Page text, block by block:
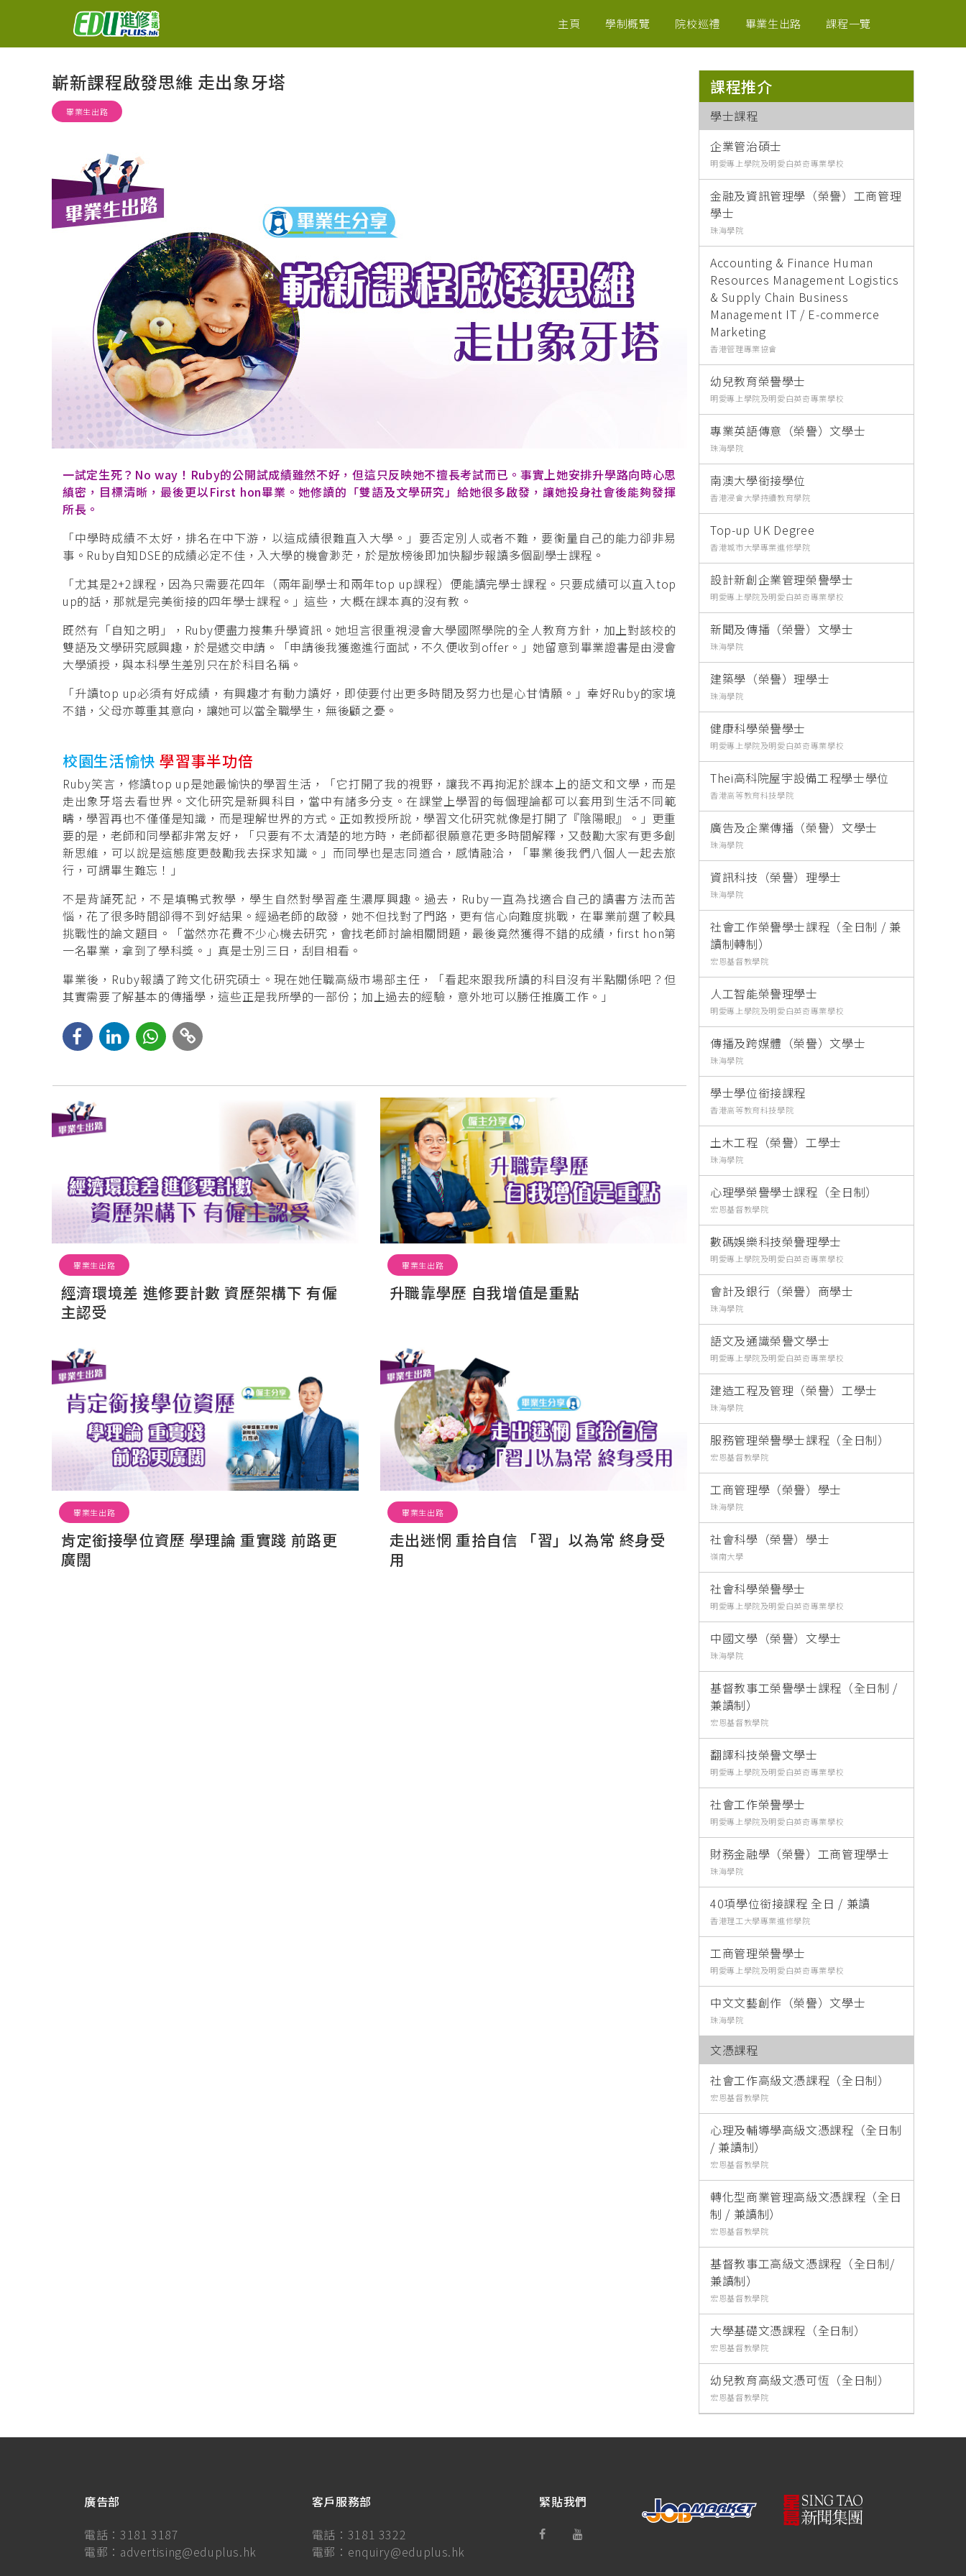
主頁 學制概覽 院校巡禮 畢業生出路 課程一覽
嶄新課程啟發思維 走出象牙塔
畢業生出路
一試定生死？No way！Ruby的公開試成績雖然不好，但這只反映她不擅長考試而已。事實上她安排升學路向時心思
縝密，目標清晰，最後更以First hon畢業。她修讀的「雙語及文學研究」給她很多啟發，讓她投身社會後能夠發揮
所長。
「中學時成績不太好，排名在中下游，以這成績很難直入大學。」要否定別人或者不難，要衡量自己的能力卻非易
事。Ruby自知DSE的成績必定不佳，入大學的機會渺茫，於是放榜後即加快腳步報讀多個副學士課程。
「尤其是2+2課程，因為只需要花四年（兩年副學士和兩年top up課程）便能讀完學士課程。只要成績可以直入top
up的話，那就是完美銜接的四年學士課程。」這些，大概在課本真的沒有教。
既然有「自知之明」，Ruby便盡力搜集升學資訊。她坦言很重視浸會大學國際學院的全人教育方針，加上對該校的
雙語及文學研究感興趣，於是遞交申請。「申請後我獲邀進行面試，不久便收到offer。」她留意到畢業證書是由浸會
大學頒授，與本科學生差別只在於科目名稱。
「升讀top up必須有好成績，有興趣才有動力讀好，即使要付出更多時間及努力也是心甘情願。」幸好Ruby的家境
不錯，父母亦尊重其意向，讓她可以當全職學生，無後顧之憂。
校園生活愉快 學習事半功倍
Ruby笑言，修讀top up是她最愉快的學習生活，「它打開了我的視野，讓我不再拘泥於課本上的語文和文學，而是
走出象牙塔去看世界。文化研究是新興科目，當中有諸多分支。在課堂上學習的每個理論都可以套用到生活不同範
疇，學習再也不僅僅是知識，而是理解世界的方式。正如教授所說，學習文化研究就像是打開了『陰陽眼』。」更重
要的是，老師和同學都非常友好，「只要有不太清楚的地方時，老師都很願意花更多時間解釋，又鼓勵大家有更多創
新思維，可以說是這態度更鼓勵我去探求知識。」而同學也是志同道合，感情融洽，「畢業後我們八個人一起去旅
行，可謂畢生難忘！」
不是背誦死記，不是填鴨式教學，學生自然對學習產生濃厚興趣。過去，Ruby一直為找適合自己的讀書方法而苦
惱，花了很多時間卻得不到好結果。經過老師的啟發，她不但找對了門路，更有信心向難度挑戰，在畢業前選了較具
挑戰性的論文題目。「當然亦花費不少心機去研究，會找老師討論相關問題，最後竟然獲得不錯的成績，first hon第
一名畢業，拿到了學科獎。」真是士別三日，刮目相看。
畢業後，Ruby報讀了跨文化研究碩士。現在她任職高級市場部主任，「看起來跟我所讀的科目沒有半點關係吧？但
其實需要了解基本的傳播學，這些正是我所學的一部份；加上過去的經驗，意外地可以勝任推廣工作。」
畢業生出路
經濟環境差 進修要計數 資歷架構下 有僱
主認受
畢業生出路
升職靠學歷 自我增值是重點
畢業生出路
肯定銜接學位資歷 學理論 重實踐 前路更
廣闊
畢業生出路
走出迷惘 重拾自信 「習」以為常 終身受
用
課程推介
學士課程
企業管治碩士
明愛專上學院及明愛白英奇專業學校
金融及資訊管理學（榮譽）工商管理
學士
珠海學院
Accounting & Finance Human
Resources Management Logistics
& Supply Chain Business
Management IT / E-commerce
Marketing
香港管理專業協會
幼兒教育榮譽學士
明愛專上學院及明愛白英奇專業學校
專業英語傳意（榮譽）文學士
珠海學院
南澳大學銜接學位
香港浸會大學持續教育學院
Top-up UK Degree
香港城市大學專業進修學院
設計新創企業管理榮譽學士
明愛專上學院及明愛白英奇專業學校
新聞及傳播（榮譽）文學士
珠海學院
建築學（榮譽）理學士
珠海學院
健康科學榮譽學士
明愛專上學院及明愛白英奇專業學校
Thei高科院屋宇設備工程學士學位
香港高等教育科技學院
廣告及企業傳播（榮譽）文學士
珠海學院
資訊科技（榮譽）理學士
珠海學院
社會工作榮譽學士課程（全日制 / 兼
讀制轉制）
宏恩基督教學院
人工智能榮譽理學士
明愛專上學院及明愛白英奇專業學校
傳播及跨媒體（榮譽）文學士
珠海學院
學士學位銜接課程
香港高等教育科技學院
土木工程（榮譽）工學士
珠海學院
心理學榮譽學士課程（全日制）
宏恩基督教學院
數碼娛樂科技榮譽理學士
明愛專上學院及明愛白英奇專業學校
會計及銀行（榮譽）商學士
珠海學院
語文及通識榮譽文學士
明愛專上學院及明愛白英奇專業學校
建造工程及管理（榮譽）工學士
珠海學院
服務管理榮譽學士課程（全日制）
宏恩基督教學院
工商管理學（榮譽）學士
珠海學院
社會科學（榮譽）學士
嶺南大學
社會科學榮譽學士
明愛專上學院及明愛白英奇專業學校
中國文學（榮譽）文學士
珠海學院
基督教事工榮譽學士課程（全日制 /
兼讀制）
宏恩基督教學院
翻譯科技榮譽文學士
明愛專上學院及明愛白英奇專業學校
社會工作榮譽學士
明愛專上學院及明愛白英奇專業學校
財務金融學（榮譽）工商管理學士
珠海學院
40項學位銜接課程 全日 / 兼讀
香港理工大學專業進修學院
工商管理榮譽學士
明愛專上學院及明愛白英奇專業學校
中文文藝創作（榮譽）文學士
珠海學院
文憑課程
社會工作高級文憑課程（全日制）
宏恩基督教學院
心理及輔導學高級文憑課程（全日制
/ 兼讀制）
宏恩基督教學院
轉化型商業管理高級文憑課程（全日
制 / 兼讀制）
宏恩基督教學院
基督教事工高級文憑課程（全日制/
兼讀制）
宏恩基督教學院
大學基礎文憑課程（全日制）
宏恩基督教學院
幼兒教育高級文憑可恆（全日制）
宏恩基督教學院
廣告部
電話： 3181 3187
電郵： advertising@eduplus.hk
客戶服務部
電話： 3181 3322
電郵： enquiry@eduplus.hk
緊貼我們